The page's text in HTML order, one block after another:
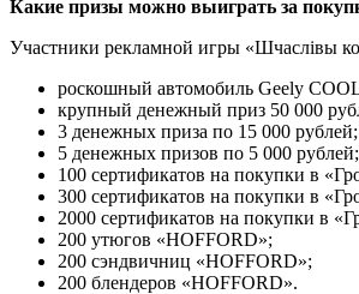
Какие призы можно выиграть за
Участники рекламной игры «Шчаслiвы
роскошный автомобиль Geely
крупный денежный приз 50 000
3 денежных приза по 15 000 рублей;
5 денежных призов по 5 000 рублей;
100 сертификатов на покупки в
300 сертификатов на покупки в
2000 сертификатов на покупки в
200 утюгов «HOFFORD»;
200 сэндвичниц «HOFFORD»;
200 блендеров «HOFFORD».